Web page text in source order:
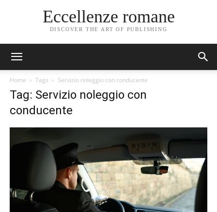
Eccellenze romane
DISCOVER THE ART OF PUBLISHING
Home Tags Servizio noleggio con conducente
Tag: Servizio noleggio con
conducente